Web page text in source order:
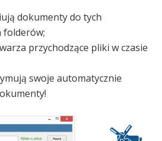
dokumenty do tych
folderów;
przychodzące pliki w czasie
swoje automatycznie